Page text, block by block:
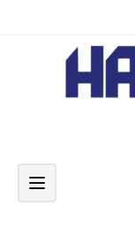
Toggle navigation